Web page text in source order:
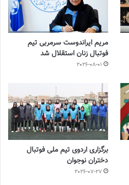
مریم ایراندوست سرمربی تیم
فوتبال زنان استقلال شد
2026-08-01
برگزاری اردوی تیم ملی فوتبال
دختران نوجوان
2026-07-27